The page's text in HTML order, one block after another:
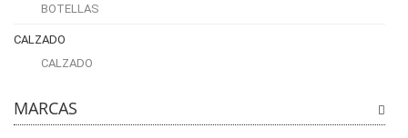
BOTELLAS
CALZADO
CALZADO
MARCAS